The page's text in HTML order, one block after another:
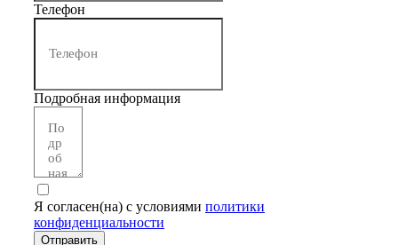
Телефон
Подробная информация
Я согласен(на) с условиями политики
конфиденциальности
Отправить